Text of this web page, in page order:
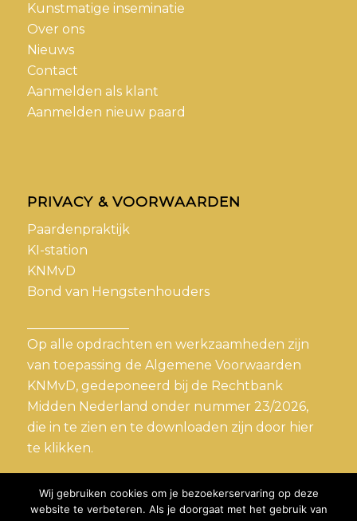
Kunstmatige inseminatie
Over ons
Nieuws
Contact
Aanmelden als klant
Aanmelden nieuw paard
PRIVACY & VOORWAARDEN
Paardenpraktijk
KI-station
KNMvD
Bond van Hengstenhouders
Op alle opdrachten en werkzaamheden zijn
van toepassing de Algemene Voorwaarden
KNMvD, gedeponeerd bij de Rechtbank
Midden Nederland onder nummer 23/2026,
die in te zien en te downloaden zijn door hier
te klikken.
Wij gebruiken cookies om je bezoekerservaring op deze
website te verbeteren. Als je doorgaat met het gebruik van